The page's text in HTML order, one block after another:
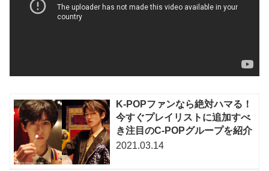
K-POPファンなら絶対ハマる！
今すぐプレイリストに追加すべ
き注目のC-POPグループを紹介
2021.03.14